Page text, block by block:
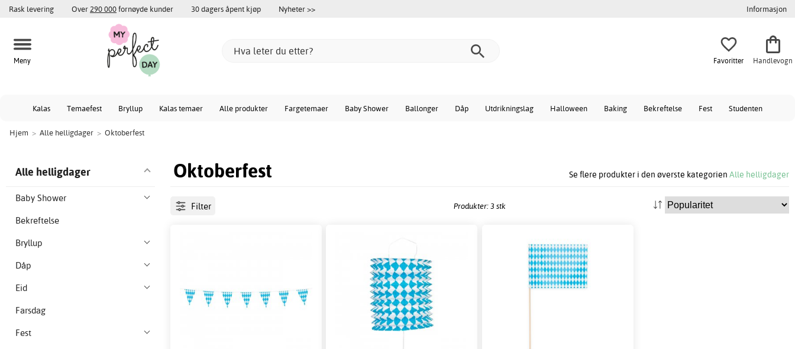
Rask levering Over 290 000fornøyde kunder 30 dagers åpent kjøp Nyheter >> Informasjon
Meny Favoritter Handlevogn
Kalas Temaefest Bryllup Kalas temaer Alle produkter Fargetemaer Baby Shower Ballonger Dåp Utdrikningslag Halloween Baking Bekreftelse Fest Studenten
Hjem > Alle helligdager > Oktoberfest
Oktoberfest Se flere produkter i den øverste kategorien Alle helligdager
Alle helligdager
Baby Shower
Bekreftelse
Bryllup
Dåp
Eid
Farsdag
Fest
Filter Produkter: 3 stk